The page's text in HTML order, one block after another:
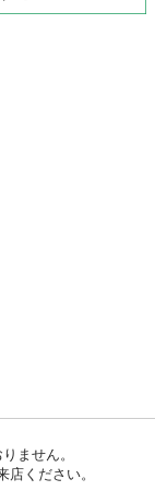
ません。
ください。